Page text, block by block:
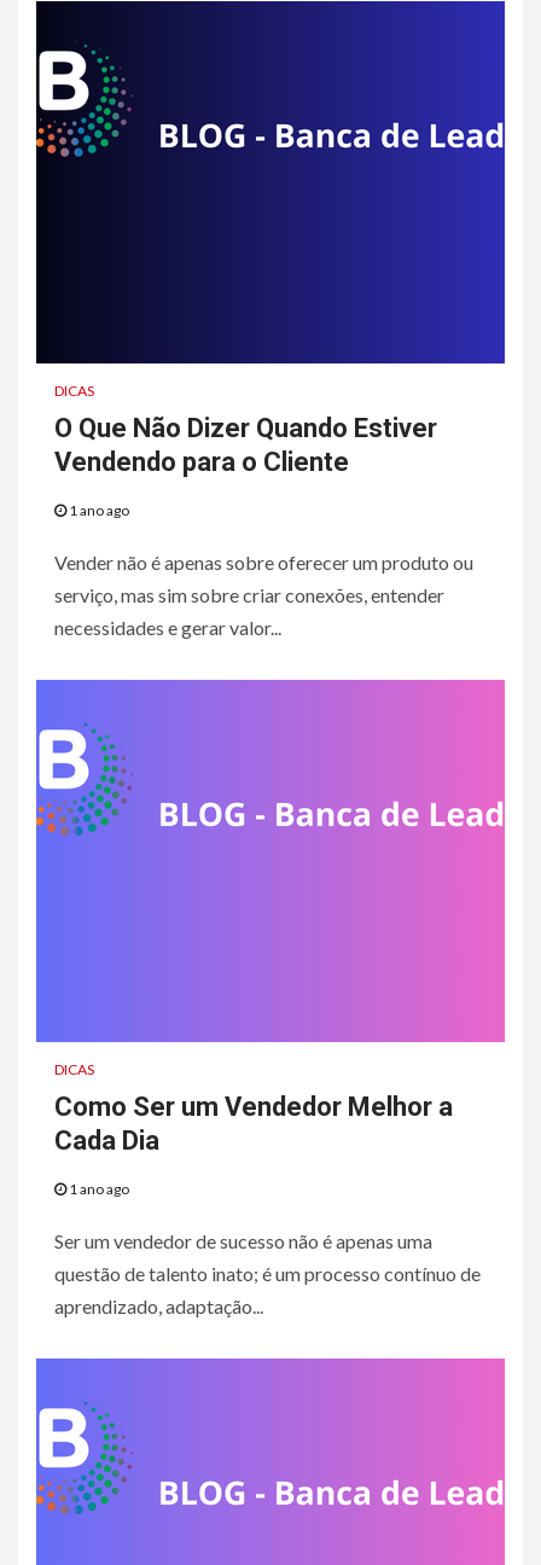
DICAS
O Que Não Dizer Quando Estiver
Vendendo para o Cliente
1 ano ago
Vender não é apenas sobre oferecer um produto ou
serviço, mas sim sobre criar conexões, entender
necessidades e gerar valor...
DICAS
Como Ser um Vendedor Melhor a
Cada Dia
1 ano ago
Ser um vendedor de sucesso não é apenas uma
questão de talento inato; é um processo contínuo de
aprendizado, adaptação...